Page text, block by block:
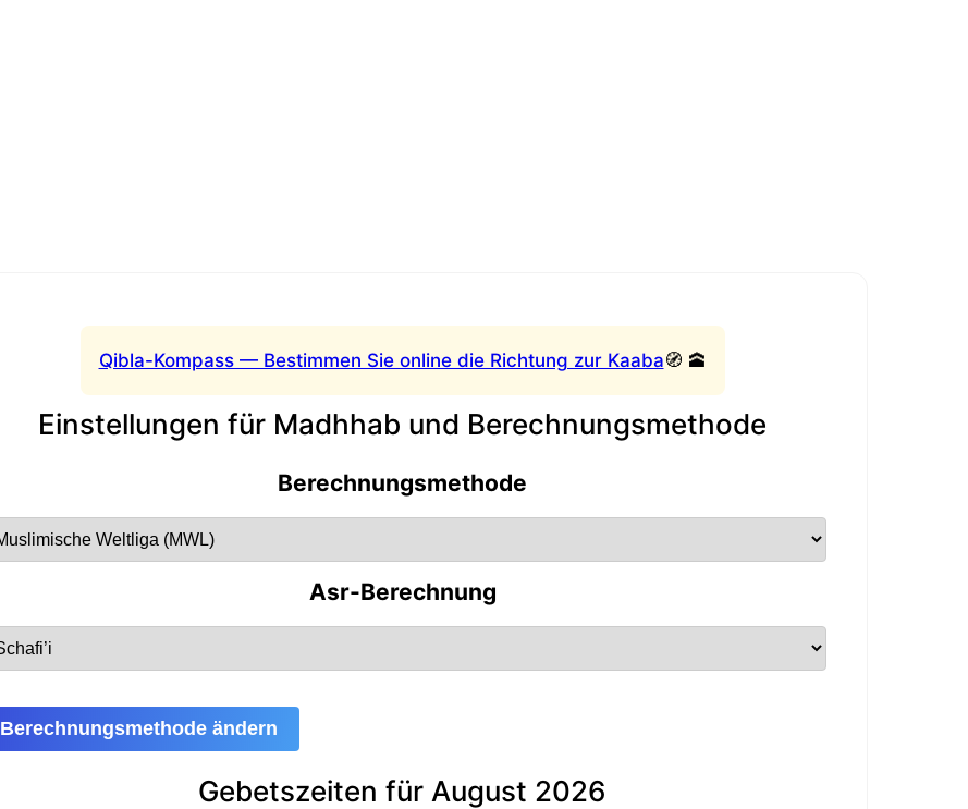
Qibla-Kompass — Bestimmen Sie online die Richtung zur Kaaba🧭 🕋
Einstellungen für Madhhab und Berechnungsmethode
Berechnungsmethode
Asr-Berechnung
Berechnungsmethode ändern
Gebetszeiten für August 2026